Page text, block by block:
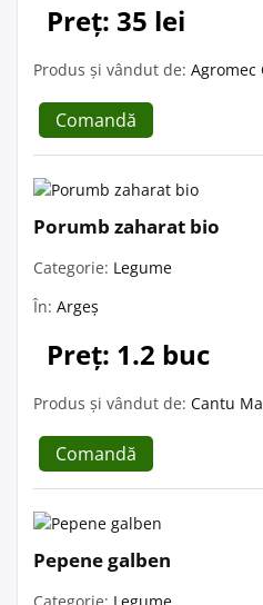
Preț: 35 lei
Produs și vândut de: Agromec
Comandă
Porumb zaharat bio
Categorie: Legume
În: Argeș
Preț: 1.2 buc
Produs și vândut de: Cantu
Comandă
Pepene galben